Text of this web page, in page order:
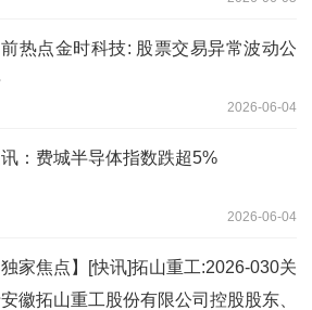
热点金时科技: 股票交易异常波动公
2026-06-04
：费城半导体指数跌超5%
2026-06-04
独家焦点】[快讯]拓山重工:2026-030关
徽拓山重工股份有限公司控股股东、